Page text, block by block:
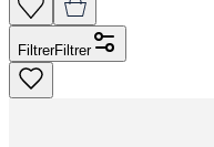
FiltrerFiltrer